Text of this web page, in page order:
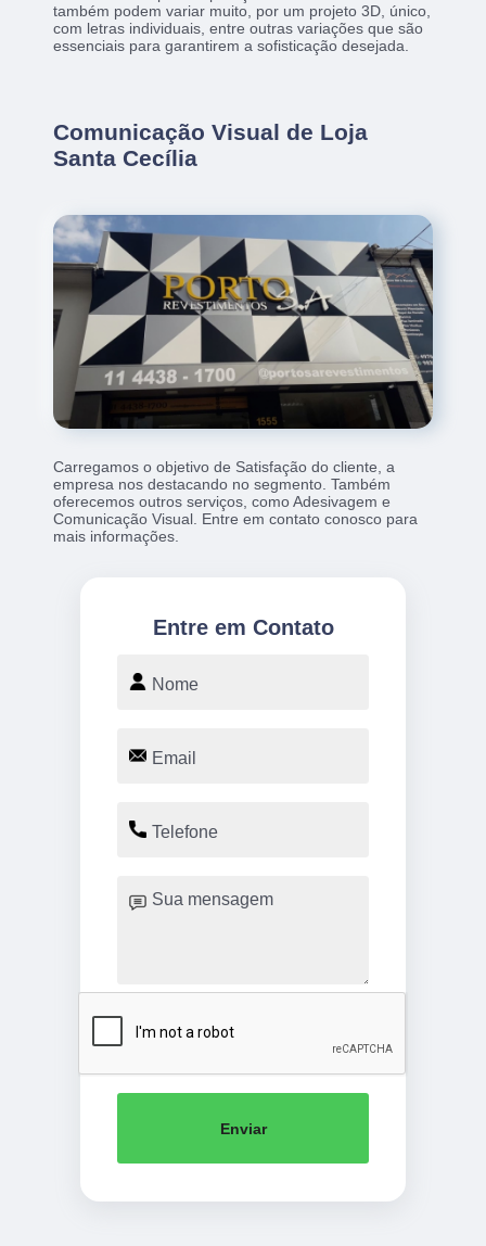
também podem variar muito, por um projeto 3D, único,
com letras individuais, entre outras variações que são
essenciais para garantirem a sofisticação desejada.
Comunicação Visual de Loja
Santa Cecília
Carregamos o objetivo de Satisfação do cliente, a
empresa nos destacando no segmento. Também
oferecemos outros serviços, como Adesivagem e
Comunicação Visual. Entre em contato conosco para
mais informações.
Entre em Contato
Enviar